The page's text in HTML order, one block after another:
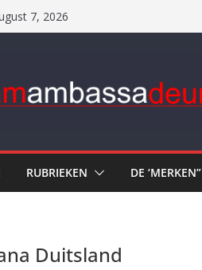
7, 2026
RUBRIEKEN DE ‘MERKEN”
Duitsland